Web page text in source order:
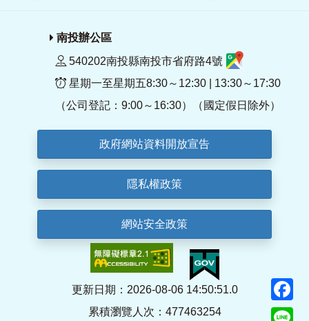
南投辦公區
540202南投縣南投市省府路4號
星期一至星期五8:30～12:30 | 13:30～17:30
（公司登記：9:00～16:30）（國定假日除外）
政府網站資料開放宣告
隱私權政策
網站安全政策
更新日期：2026-08-06 14:50:51.0
累積瀏覽人次：477463254